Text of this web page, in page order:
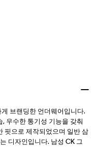
브랜딩한 언더웨어입니다.
우수한 통기성 기능을 갖춰
핏으로 제작되었으며 일반 삼
디자인입니다. 남성 CK 그